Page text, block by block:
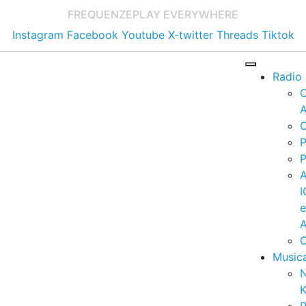
FREQUENZEPLAY EVERYWHERE
Instagram Facebook Youtube X-twitter Threads Tiktok
Radio
e